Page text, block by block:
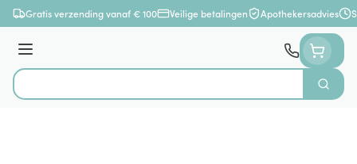
Ga naar de inhoud
Gratis verzending vanaf € 100 Veilige betalingen Apothekersadvies
Menu
Product, merk, categorie...
Zoek